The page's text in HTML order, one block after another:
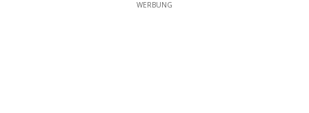
WERBUNG